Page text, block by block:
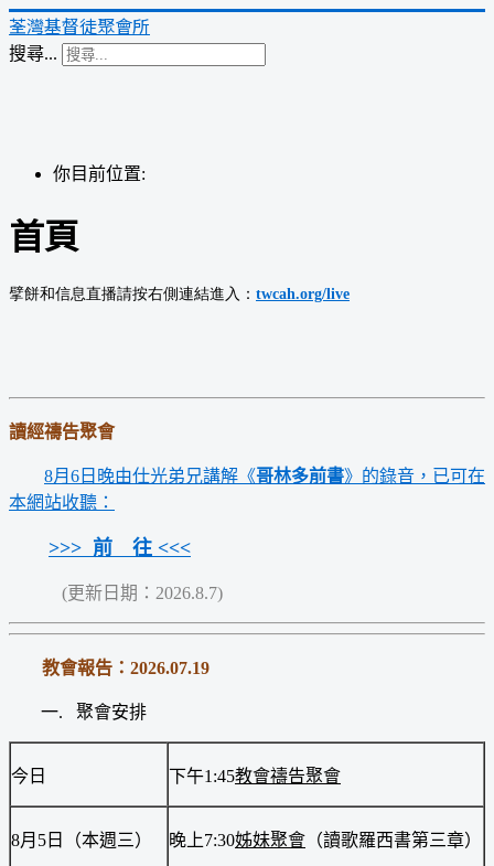
荃灣基督徒聚會所
搜尋...
你目前位置:
首頁
擘餅和信息直播請按右側連結進入： twcah.org/live
讀經禱告聚會
8月6日晚由仕光弟兄講解《哥林多前書》的錄音，已可在
本網站收聽：
>>> 前 往 <<<
(更新日期：2026.8.7)
教會報告：2026.07.19
一. 聚會安排
今日 下午1:45教會禱告聚會
8月5日（本週三） 晚上7:30姊妹聚會 （讀歌羅西書第三章）